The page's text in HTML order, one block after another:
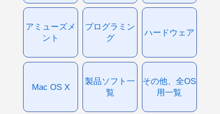
アミューズメ
ント
プログラミン
グ
ハードウェア
Mac OS X
製品ソフト一
覧
その他、全OS
用一覧